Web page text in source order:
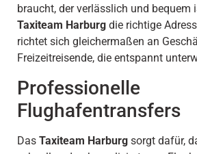
braucht, der verlässlich und bequem
Taxiteam Harburg die richtige
richtet sich gleichermaßen an
Freizeitreisende, die entspannt
Professionelle
Flughafentransfers
Das Taxiteam Harburg sorgt dafür,